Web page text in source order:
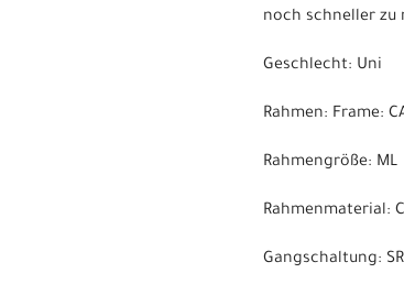
noch schneller zu
Geschlecht: Uni
Rahmen: Frame:
Rahmengröße: ML
Rahmenmaterial:
Gangschaltung: